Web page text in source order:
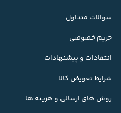
سوالات متداول
حریم خصوصی
انتقادات و پیشنهادات
شرایط تعویض کالا
روش های ارسالی و هزینه ها